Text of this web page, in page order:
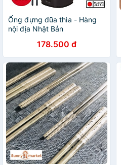
Ống đựng đũa thìa - Hàng
nội địa Nhật Bản
178.500 đ